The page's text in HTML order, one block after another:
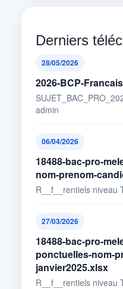
Derniers
28/05/2026
2026-BCP-
admin
06/04/2026
18488-bac-pro-
nom-prenom-
R__f__rentiels niveau
27/03/2026
18488-bac-pro-
ponctuelles-nom-
janvier2025.xlsx
R__f__rentiels niveau